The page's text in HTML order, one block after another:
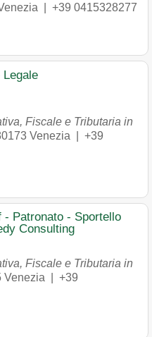
+39 0415328277
Legale
Fiscale e Tributaria in
Venezia
+39
Patronato - Sportello
Consulting
Fiscale e Tributaria in
Venezia
+39